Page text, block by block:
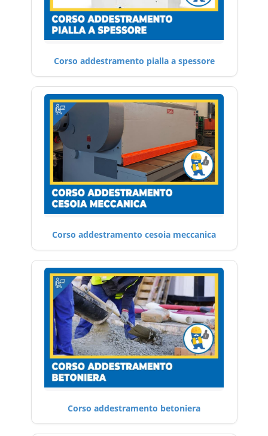
Corso addestramento pialla a spessore
Corso addestramento cesoia meccanica
Corso addestramento betoniera